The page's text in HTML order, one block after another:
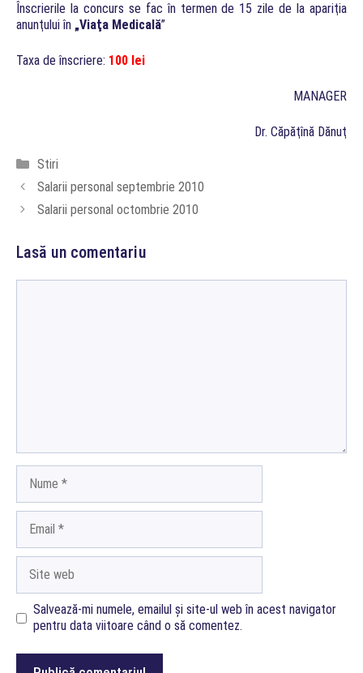
Înscrierile la concurs se fac în termen de 15 zile de la apariţia
anunţului în „Viaţa Medicală”
Taxa de înscriere: 100 lei
MANAGER
Dr. Căpăţînă Dănuţ
Categorii
Stiri
Salarii personal septembrie 2010
Salarii personal octombrie 2010
Lasă un comentariu
web
Salvează-mi numele, emailul și site-ul web în acest navigator
pentru data viitoare când o să comentez.